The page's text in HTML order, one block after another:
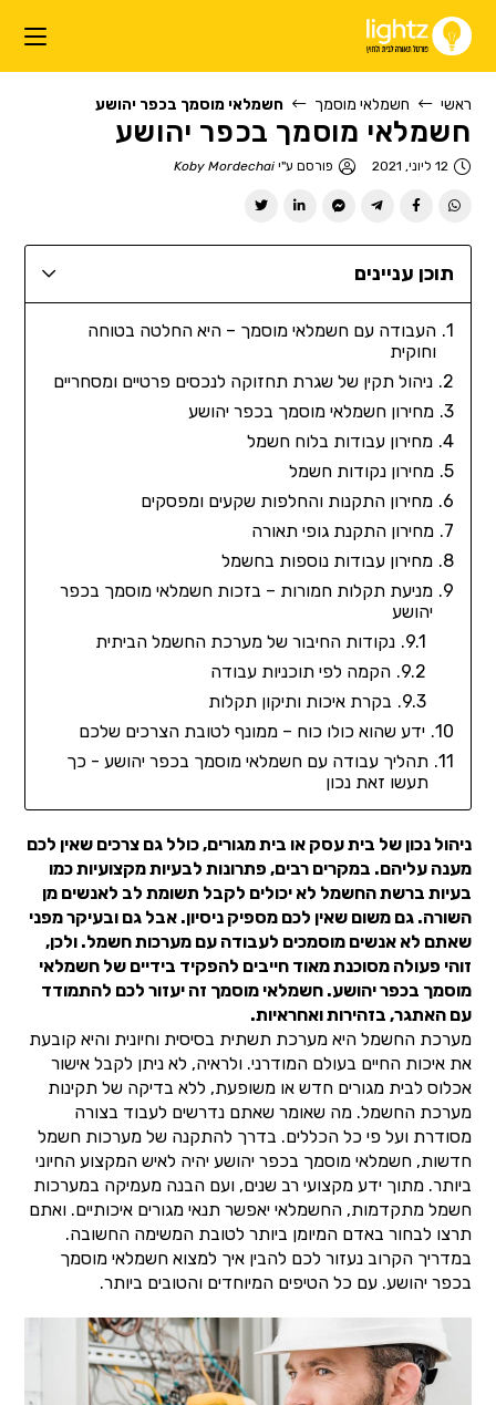
ראשי חשמלאי מוסמך חשמלאי מוסמך בכפר יהושע
חשמלאי מוסמך בכפר יהושע
12 ליוני, 2021 פורסם ע"יKoby Mordechai
תוכן עניינים
העבודה עם חשמלאי מוסמך – היא החלטה בטוחה
וחוקית
ניהול תקין של שגרת תחזוקה לנכסים פרטיים ומסחריים
מחירון חשמלאי מוסמך בכפר יהושע
מחירון עבודות בלוח חשמל
מחירון נקודות חשמל
מחירון התקנות והחלפות שקעים ומפסקים
מחירון התקנת גופי תאורה
מחירון עבודות נוספות בחשמל
מניעת תקלות חמורות – בזכות חשמלאי מוסמך בכפר
יהושע
נקודות החיבור של מערכת החשמל הביתית
הקמה לפי תוכניות עבודה
בקרת איכות ותיקון תקלות
ידע שהוא כולו כוח – ממונף לטובת הצרכים שלכם
תהליך עבודה עם חשמלאי מוסמך בכפר יהושע - כך
תעשו זאת נכון
ניהול נכון של בית עסק או בית מגורים, כולל גם צרכים שאין לכם
מענה עליהם. במקרים רבים, פתרונות לבעיות מקצועיות כמו
בעיות ברשת החשמל לא יכולים לקבל תשומת לב לאנשים מן
השורה. גם משום שאין לכם מספיק ניסיון. אבל גם ובעיקר מפני
שאתם לא אנשים מוסמכים לעבודה עם מערכות חשמל. ולכן,
זוהי פעולה מסוכנת מאוד חייבים להפקיד בידיים של חשמלאי
מוסמך בכפר יהושע. חשמלאי מוסמך זה יעזור לכם להתמודד
עם האתגר, בזהירות ואחראיות.
מערכת החשמל היא מערכת תשתית בסיסית וחיונית והיא קובעת
את איכות החיים בעולם המודרני. ולראיה, לא ניתן לקבל אישור
אכלוס לבית מגורים חדש או משופעת, ללא בדיקה של תקינות
מערכת החשמל. מה שאומר שאתם נדרשים לעבוד בצורה
מסודרת ועל פי כל הכללים. בדרך להתקנה של מערכות חשמל
חדשות, חשמלאי מוסמך בכפר יהושע יהיה לאיש המקצוע החיוני
ביותר. מתוך ידע מקצועי רב שנים, ועם הבנה מעמיקה במערכות
חשמל מתקדמות, החשמלאי יאפשר תנאי מגורים איכותיים. ואתם
תרצו לבחור באדם המיומן ביותר לטובת המשימה החשובה.
במדריך הקרוב נעזור לכם להבין איך למצוא חשמלאי מוסמך
בכפר יהושע. עם כל הטיפים המיוחדים והטובים ביותר.